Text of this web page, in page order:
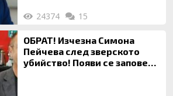
24374 15
ОБРАТ! Изчезна Симона
Пейчева след зверското
убийство! Появи се заповед